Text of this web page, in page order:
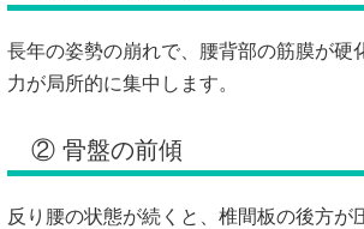
長年の姿勢の崩れで、腰背部の筋膜が硬
力が局所的に集中します。
② 骨盤の前傾
反り腰の状態が続くと、椎間板の後方が